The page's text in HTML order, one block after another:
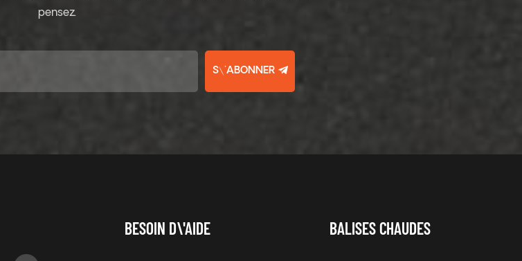
pensez.
S\'ABONNER
BESOIN D\'AIDE BALISES CHAUDES